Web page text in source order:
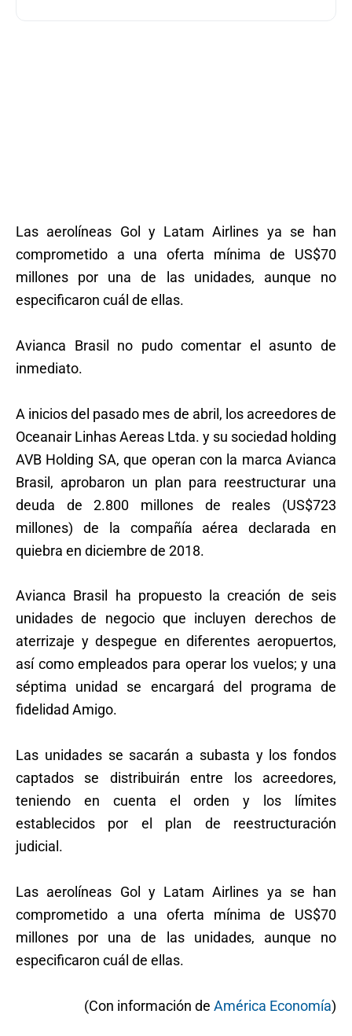
Las aerolíneas Gol y Latam Airlines ya se han
comprometido a una oferta mínima de US$70
millones por una de las unidades, aunque no
especificaron cuál de ellas.
Avianca Brasil no pudo comentar el asunto de
inmediato.
A inicios del pasado mes de abril, los acreedores de
Oceanair Linhas Aereas Ltda. y su sociedad holding
AVB Holding SA, que operan con la marca Avianca
Brasil, aprobaron un plan para reestructurar una
deuda de 2.800 millones de reales (US$723
millones) de la compañía aérea declarada en
quiebra en diciembre de 2018.
Avianca Brasil ha propuesto la creación de seis
unidades de negocio que incluyen derechos de
aterrizaje y despegue en diferentes aeropuertos,
así como empleados para operar los vuelos; y una
séptima unidad se encargará del programa de
fidelidad Amigo.
Las unidades se sacarán a subasta y los fondos
captados se distribuirán entre los acreedores,
teniendo en cuenta el orden y los límites
establecidos por el plan de reestructuración
judicial.
Las aerolíneas Gol y Latam Airlines ya se han
comprometido a una oferta mínima de US$70
millones por una de las unidades, aunque no
especificaron cuál de ellas.
(Con información de América Economía)